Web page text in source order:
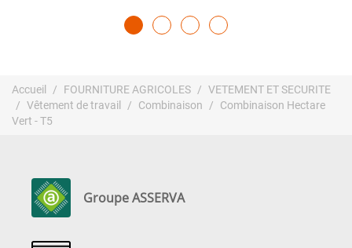
Accueil FOURNITURE AGRICOLES
VETEMENT ET SECURITE
Vêtement de travail
Combinaison
Combinaison Hectare
Vert - T5
Groupe ASSERVA